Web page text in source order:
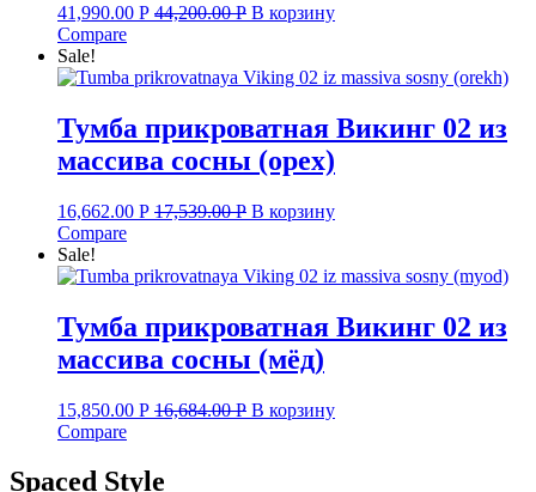
41,990.00 Р 44,200.00Р В корзину
Compare
Sale!
Тумба прикроватная Викинг 02 из
массива сосны (орех)
16,662.00 Р 17,539.00Р В корзину
Compare
Sale!
Тумба прикроватная Викинг 02 из
массива сосны (мёд)
15,850.00 Р 16,684.00Р В корзину
Compare
Spaced Style